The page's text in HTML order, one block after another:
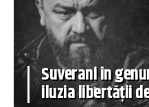
Suverani în
iluzia libertății